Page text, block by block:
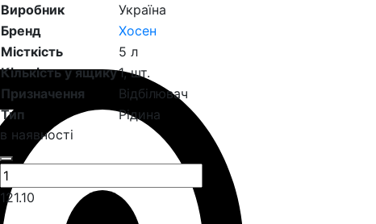
Виробник
Україна
Бренд
Хосен
Місткість
5 л
Кількість у ящику1,шт.
Призначення
Відбілювач
Тип
Рідина
в наявності
121.10